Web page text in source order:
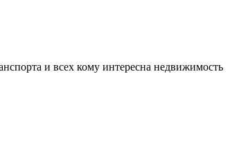
и всех кому интересна недвижимость